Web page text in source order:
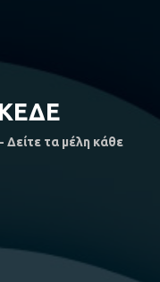
Δείτε τα μέλη κάθε